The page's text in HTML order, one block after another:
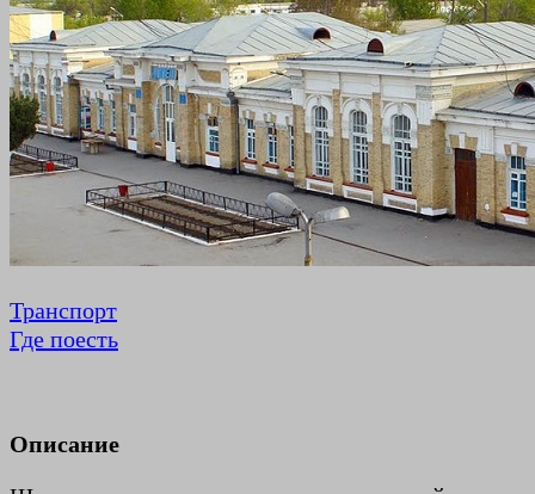
Транспорт
Где поесть
Описание